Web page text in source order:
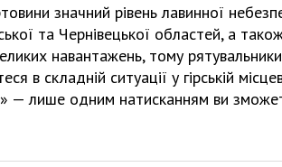
значний рівень лавинної
та Чернівецької областей, а
навантажень, тому
в складній ситуації у гірській
— лише одним натисканням ви